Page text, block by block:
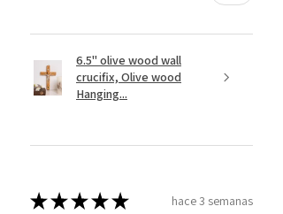
6.5" olive wood wall
crucifix, Olive wood
Hanging...
★★★★★ hace 3 semanas